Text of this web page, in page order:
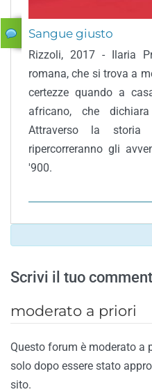
Sangue giusto
Rizzoli, 2017 - Ilaria
romana, che si trova a
certezze quando a
africano, che
Attraverso la
ripercorreranno gli
'900.
Scrivi il tuo
moderato a priori
Questo forum è moderato a
solo dopo essere stato
sito.